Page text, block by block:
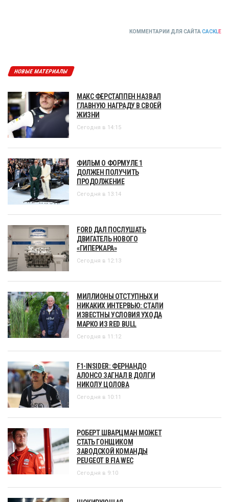
КОММЕНТАРИИ ДЛЯ САЙТА CACKLE
НОВЫЕ МАТЕРИАЛЫ
МАКС ФЕРСТАППЕН НАЗВАЛ
ГЛАВНУЮ НАГРАДУ В СВОЕЙ
ЖИЗНИ
Сегодня в 14:15
ФИЛЬМ О ФОРМУЛЕ 1
ДОЛЖЕН ПОЛУЧИТЬ
ПРОДОЛЖЕНИЕ
Сегодня в 13:14
FORD ДАЛ ПОСЛУШАТЬ
ДВИГАТЕЛЬ НОВОГО
«ГИПЕРКАРА»
Сегодня в 12:13
МИЛЛИОНЫ ОТСТУПНЫХ И
НИКАКИХ ИНТЕРВЬЮ: СТАЛИ
ИЗВЕСТНЫ УСЛОВИЯ УХОДА
МАРКО ИЗ RED BULL
Сегодня в 11:12
F1-INSIDER: ФЕРНАНДО
АЛОНСО ЗАГНАЛ В ДОЛГИ
НИКОЛУ ЦОЛОВА
Сегодня в 10:11
РОБЕРТ ШВАРЦМАН МОЖЕТ
СТАТЬ ГОНЩИКОМ
ЗАВОДСКОЙ КОМАНДЫ
PEUGEOT В FIA WEC
Сегодня в 9:10